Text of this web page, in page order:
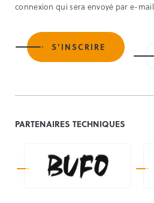
connexion qui sera envoyé par e-mail
S'INSCRIRE
PARTENAIRES TECHNIQUES